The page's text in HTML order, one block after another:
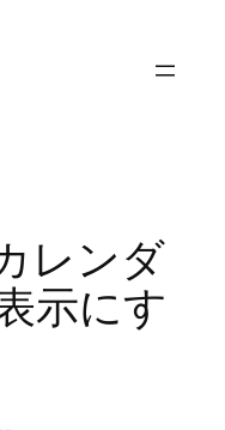
レンダ
示にす